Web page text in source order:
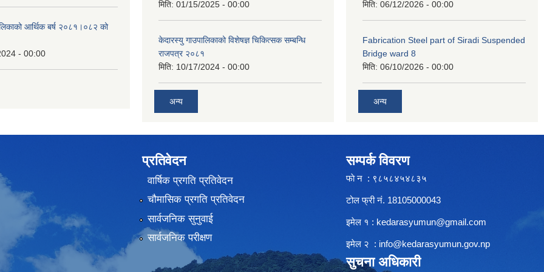
आर्थिक बर्ष २०८१।०८२ को
- 00:00
मिति: 01/15/2025 - 00:00
केदारस्यु गाउपालिकाको विशेषज्ञ चिकित्सक सम्बन्धि
राजपत्र २०८१
मिति: 10/17/2024 - 00:00
अन्य
मिति: 06/12/2026 - 00:00
Fabrication Steel part of Siradi Suspended
Bridge ward 8
मिति: 06/10/2026 - 00:00
अन्य
प्रतिवेदन
वार्षिक प्रगति प्रतिवेदन
चौमासिक प्रगति प्रतिवेदन
सार्वजनिक सुनुवाई
सार्वजनिक परीक्षण
सम्पर्क विवरण
फाे न : ९८५८४५४८३५
टोल फ्री नं. 18105000043
इमेल १ : kedarasyumun@gmail.com
इमेल २ : info@kedarasyumun.gov.np
सुचना अधिकारी